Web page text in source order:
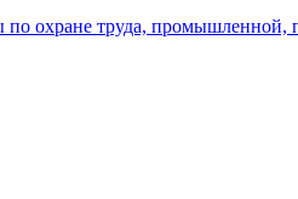
охране труда, промышленной,